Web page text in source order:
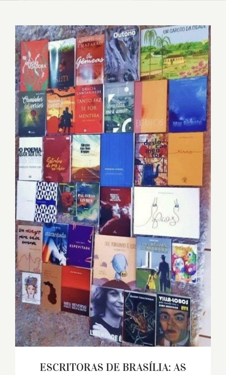
ESCRITORAS DE BRASÍLIA: AS MÃES DO
MUNDO DE ALMAS LIVRES
ESCRITORAS DE BRASÍLIA: AS